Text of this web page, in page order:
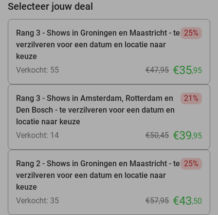
Selecteer jouw deal
Rang 3 - Shows in Groningen en Maastricht - te
verzilveren voor een datum en locatie naar
keuze
25%
Verkocht: 55 €47,95 €35,95
Rang 3 - Shows in Amsterdam, Rotterdam en
Den Bosch - te verzilveren voor een datum en
locatie naar keuze
21%
Verkocht: 14 €50,45 €39,95
Rang 2 - Shows in Groningen en Maastricht - te
verzilveren voor een datum en locatie naar
keuze
25%
Verkocht: 35 €57,95 €43,50